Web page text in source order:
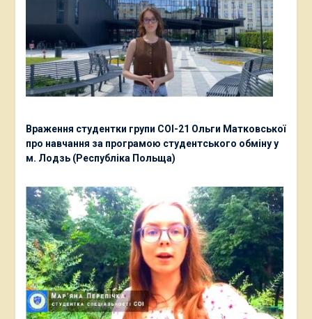
Враження студентки групи СОІ-21 Ольги Матковської
про навчання за програмою студентського обміну у
м. Лодзь (Республіка Польща)